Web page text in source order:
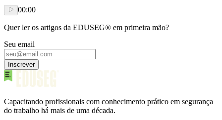
00:00
Quer ler os artigos da EDUSEG® em primeira mão?
Seu email
Inscrever
Capacitando profissionais com conhecimento prático em segurança
do trabalho há mais de uma década.